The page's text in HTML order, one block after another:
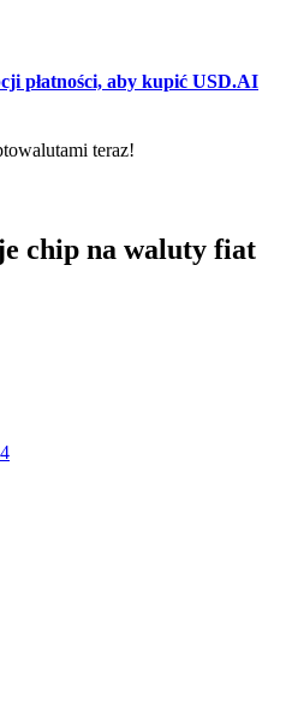
rentowność
nagrody
płatności, aby kupić USD.AI
teraz!
chip na waluty fiat